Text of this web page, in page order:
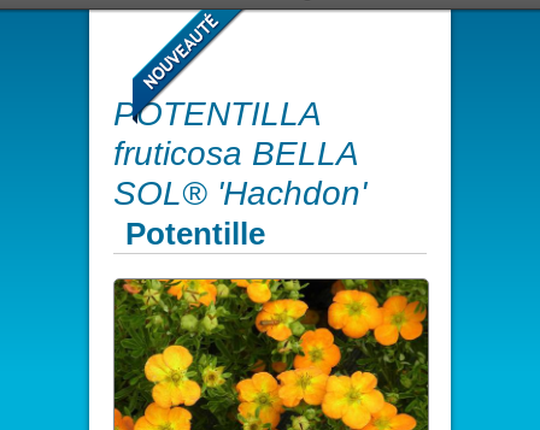
POTENTILLA
fruticosa BELLA
SOL® 'Hachdon'
Potentille